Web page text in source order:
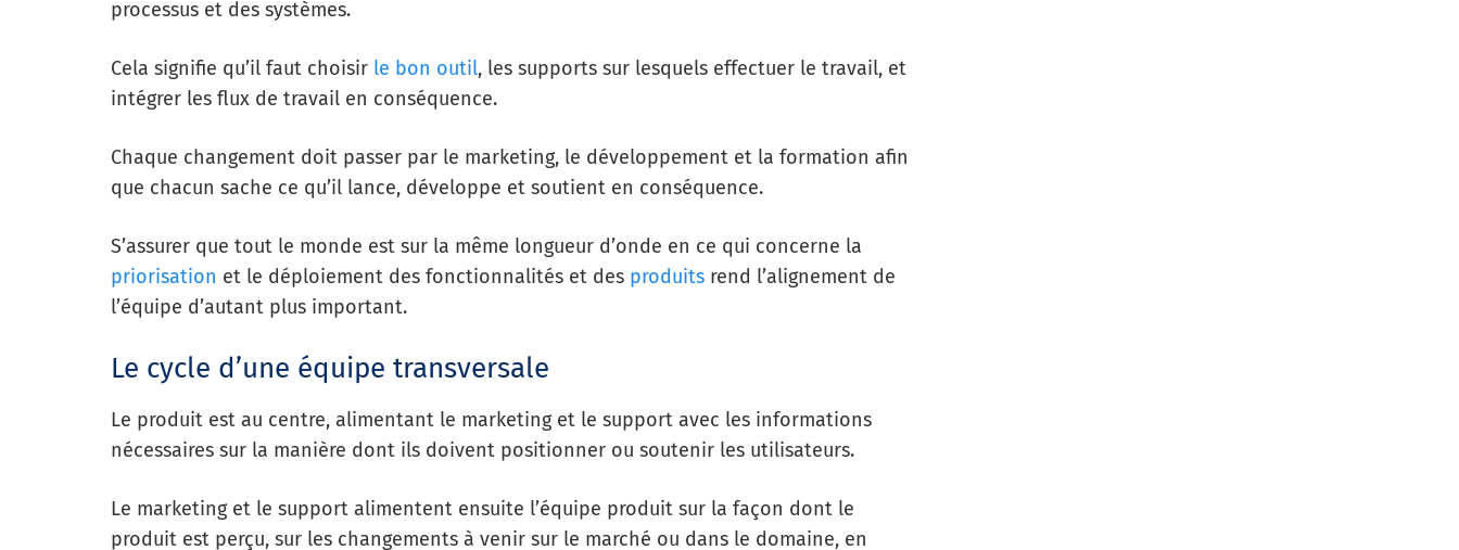
processus et des systèmes.
Cela signifie qu’il faut choisir le bon outil, les supports sur lesquels effectuer le travail, et
intégrer les flux de travail en conséquence.
Chaque changement doit passer par le marketing, le développement et la formation afin
que chacun sache ce qu’il lance, développe et soutient en conséquence.
S’assurer que tout le monde est sur la même longueur d’onde en ce qui concerne la
priorisation et le déploiement des fonctionnalités et des produits rend l’alignement de
l’équipe d’autant plus important.
Le cycle d’une équipe transversale
Le produit est au centre, alimentant le marketing et le support avec les informations
nécessaires sur la manière dont ils doivent positionner ou soutenir les utilisateurs.
Le marketing et le support alimentent ensuite l’équipe produit sur la façon dont le
produit est perçu, sur les changements à venir sur le marché ou dans le domaine, en